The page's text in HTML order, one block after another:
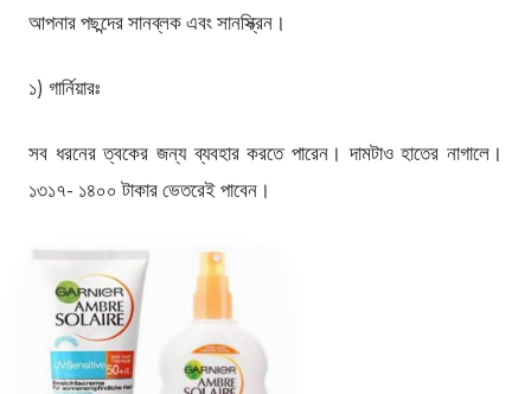
আপনার পছন্দের সানব্লক এবং সানস্ক্রিন।
১) গার্নিয়ারঃ
সব ধরনের ত্বকের জন্য ব্যবহার করতে পারেন। দামটাও হাতের নাগালে।
১৩১৭- ১৪০০ টাকার ভেতরেই পাবেন।